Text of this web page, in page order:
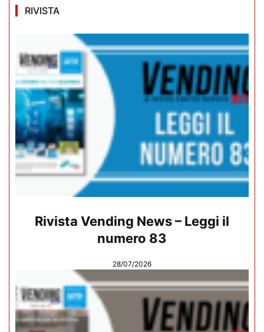
RIVISTA
Rivista Vending News – Leggi il
numero 83
28/07/2026